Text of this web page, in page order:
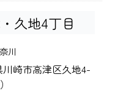
久地4丁目
川
崎市高津区久地4-